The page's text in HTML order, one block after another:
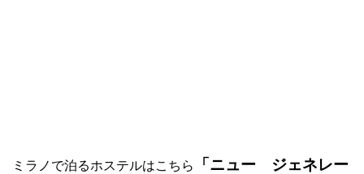
ミラノで泊るホステルはこちら
「ニュー ジェネレー